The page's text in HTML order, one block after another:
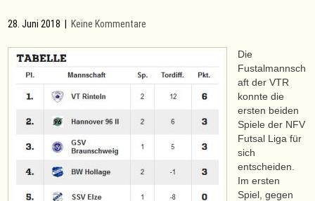
28. Juni 2018 Keine Kommentare
Die
Fustalmannsch
aft der VTR
konnte die
ersten beiden
Spiele der NFV
Futsal Liga für
sich
entscheiden.
Im ersten
Spiel, gegen